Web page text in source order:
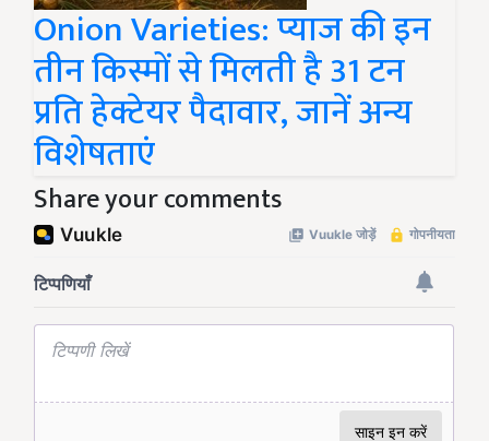
Onion Varieties: प्याज की इन
तीन किस्मों से मिलती है 31 टन
प्रति हेक्टेयर पैदावार, जानें अन्य
विशेषताएं
Share your comments